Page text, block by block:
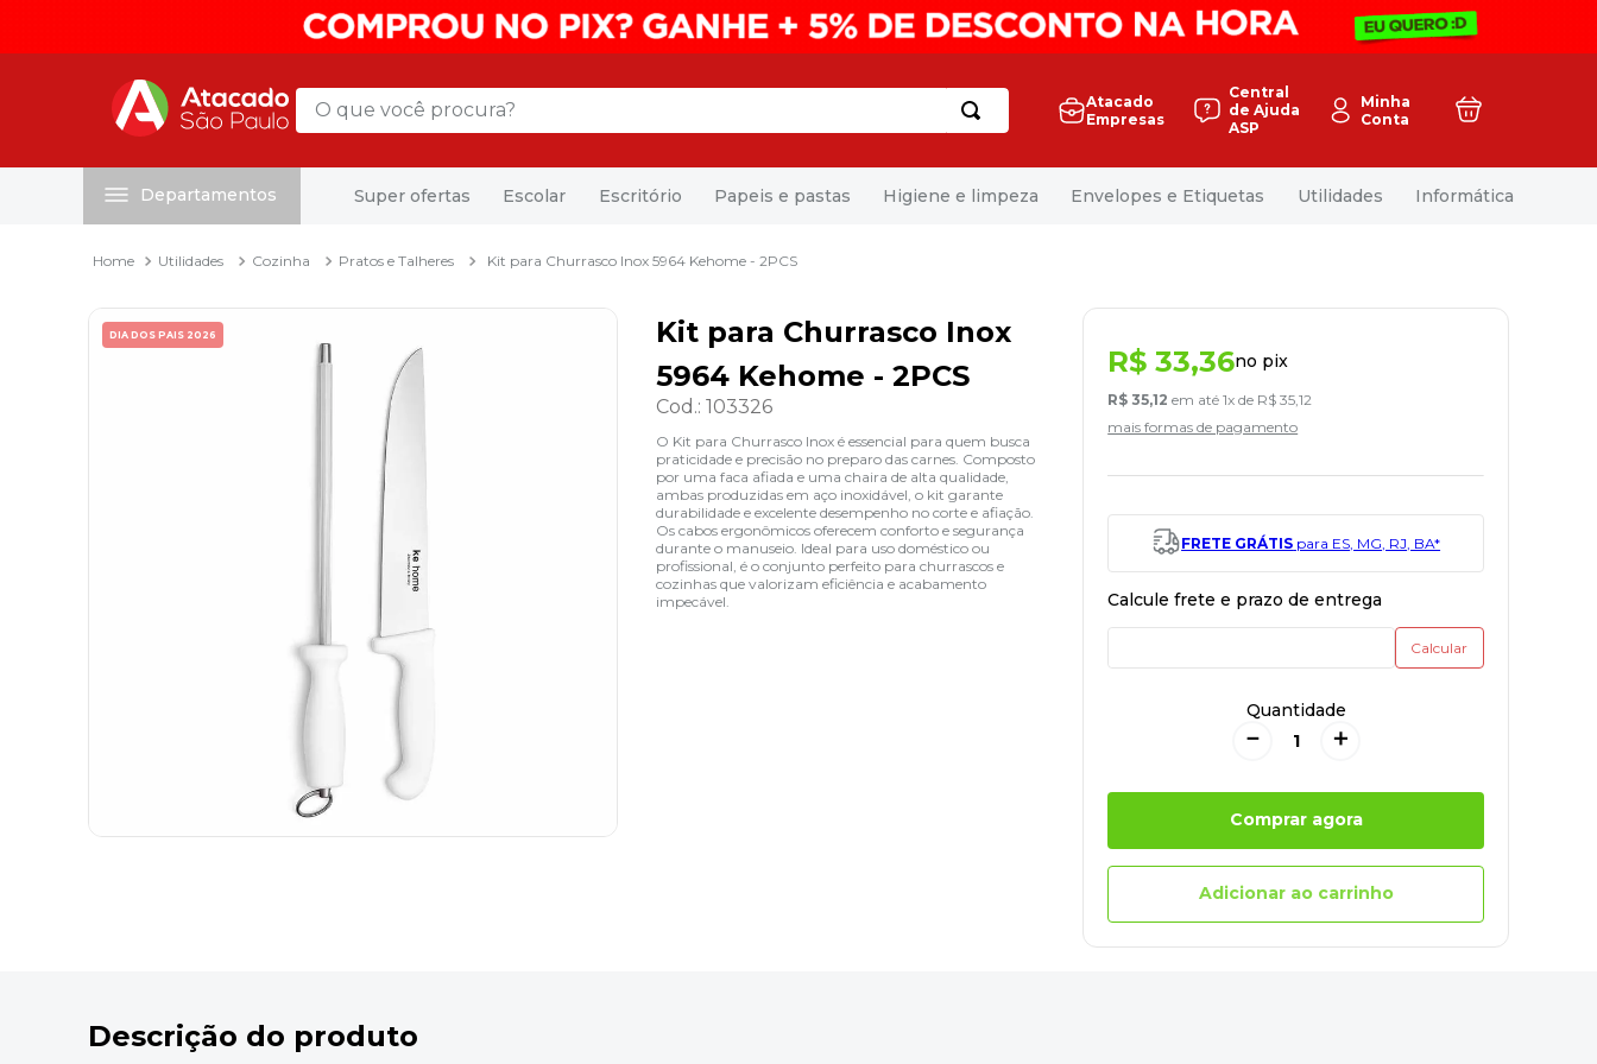
O que você procura?
Atacado
Empresas
Central
de Ajuda
ASP
Minha
Conta
Departamentos Super ofertas Escolar Escritório Papeis e pastas Higiene e limpeza Envelopes e Etiquetas Utilidades Informática
Utilidades Cozinha Pratos e Talheres Kit para Churrasco Inox 5964 Kehome - 2PCS
DIA DOS PAIS 2026
Kit para Churrasco Inox
5964 Kehome - 2PCS
Cod.:103326
O Kit para Churrasco Inox é essencial para quem busca
praticidade e precisão no preparo das carnes. Composto
por uma faca afiada e uma chaira de alta qualidade,
ambas produzidas em aço inoxidável, o kit garante
durabilidade e excelente desempenho no corte e afiação.
Os cabos ergonômicos oferecem conforto e segurança
durante o manuseio. Ideal para uso doméstico ou
profissional, é o conjunto perfeito para churrascos e
cozinhas que valorizam eficiência e acabamento
impecável.
R$ 33,36no pix
R$ 35,12 em até1x de R$ 35 ,12
mais formas de pagamento
FRETE GRÁTIS para ES, MG, RJ, BA*
Quantidade
＋
－
Comprar agora
Adicionar ao carrinho
Descrição do produto
mala